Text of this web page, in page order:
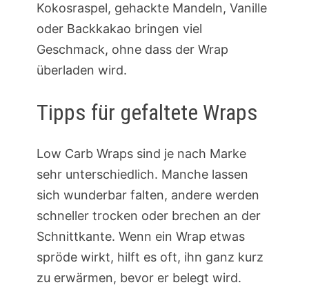
Kokosraspel, gehackte Mandeln, Vanille
oder Backkakao bringen viel
Geschmack, ohne dass der Wrap
überladen wird.
Tipps für gefaltete Wraps
Low Carb Wraps sind je nach Marke
sehr unterschiedlich. Manche lassen
sich wunderbar falten, andere werden
schneller trocken oder brechen an der
Schnittkante. Wenn ein Wrap etwas
spröde wirkt, hilft es oft, ihn ganz kurz
zu erwärmen, bevor er belegt wird.